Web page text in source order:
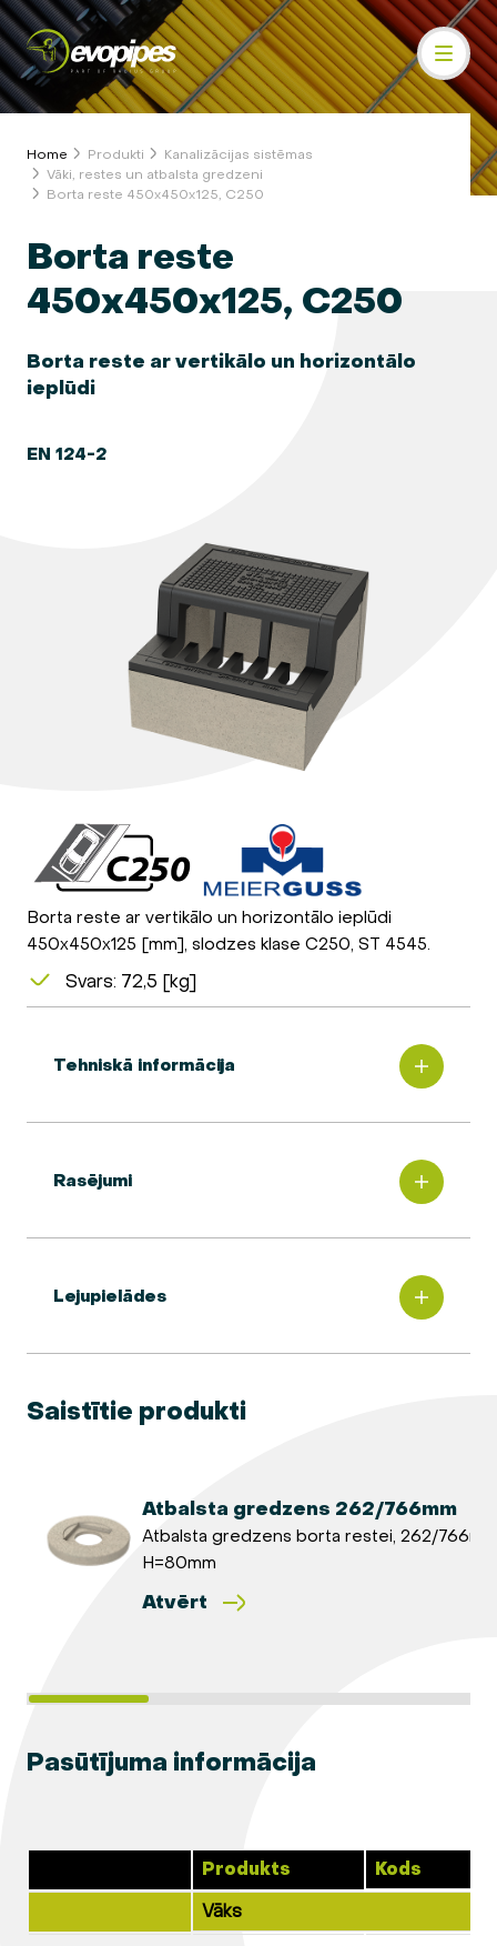
Home Produkti
Kanalizācijas sistēmas
Vāki, restes un atbalsta gredzeni
Borta reste 450x450x125, C250
Borta reste
450x450x125, C250
Borta reste ar vertikālo un horizontālo
ieplūdi
EN 124-2
Borta reste ar vertikālo un horizontālo ieplūdi
450x450x125 [mm], slodzes klase C250, ST 4545.
Svars: 72,5 [kg]
Tehniskā informācija
Rasējumi
Lejupielādes
Saistītie produkti
Atbalsta gredzens 262/766mm
Atbalsta gredzens borta restei, 262/
H=80mm
Atvērt
Pasūtījuma informācija
Produkts Kods
Vāks